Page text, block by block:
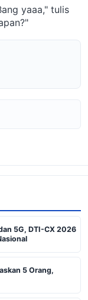
yaaa," tulis
5G, DTI-CX 2026
5 Orang,